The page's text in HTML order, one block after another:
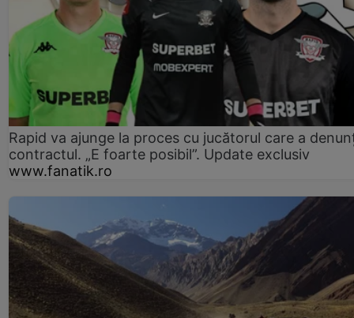
Rapid va ajunge la proces cu jucătorul care a
contractul. „E foarte posibil”. Update exclusiv
www.fanatik.ro